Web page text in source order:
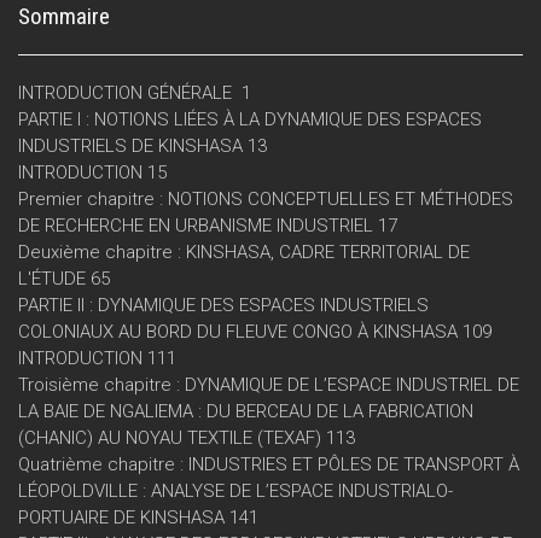
Sommaire
INTRODUCTION GÉNÉRALE 1
PARTIE I : NOTIONS LIÉES À LA DYNAMIQUE DES ESPACES
INDUSTRIELS DE KINSHASA 13
INTRODUCTION 15
Premier chapitre : NOTIONS CONCEPTUELLES ET MÉTHODES
DE RECHERCHE EN URBANISME INDUSTRIEL 17
Deuxième chapitre : KINSHASA, CADRE TERRITORIAL DE
L'ÉTUDE 65
PARTIE II : DYNAMIQUE DES ESPACES INDUSTRIELS
COLONIAUX AU BORD DU FLEUVE CONGO À KINSHASA 109
INTRODUCTION 111
Troisième chapitre : DYNAMIQUE DE L’ESPACE INDUSTRIEL DE
LA BAIE DE NGALIEMA : DU BERCEAU DE LA FABRICATION
(CHANIC) AU NOYAU TEXTILE (TEXAF) 113
Quatrième chapitre : INDUSTRIES ET PÔLES DE TRANSPORT À
LÉOPOLDVILLE : ANALYSE DE L’ESPACE INDUSTRIALO-
PORTUAIRE DE KINSHASA 141